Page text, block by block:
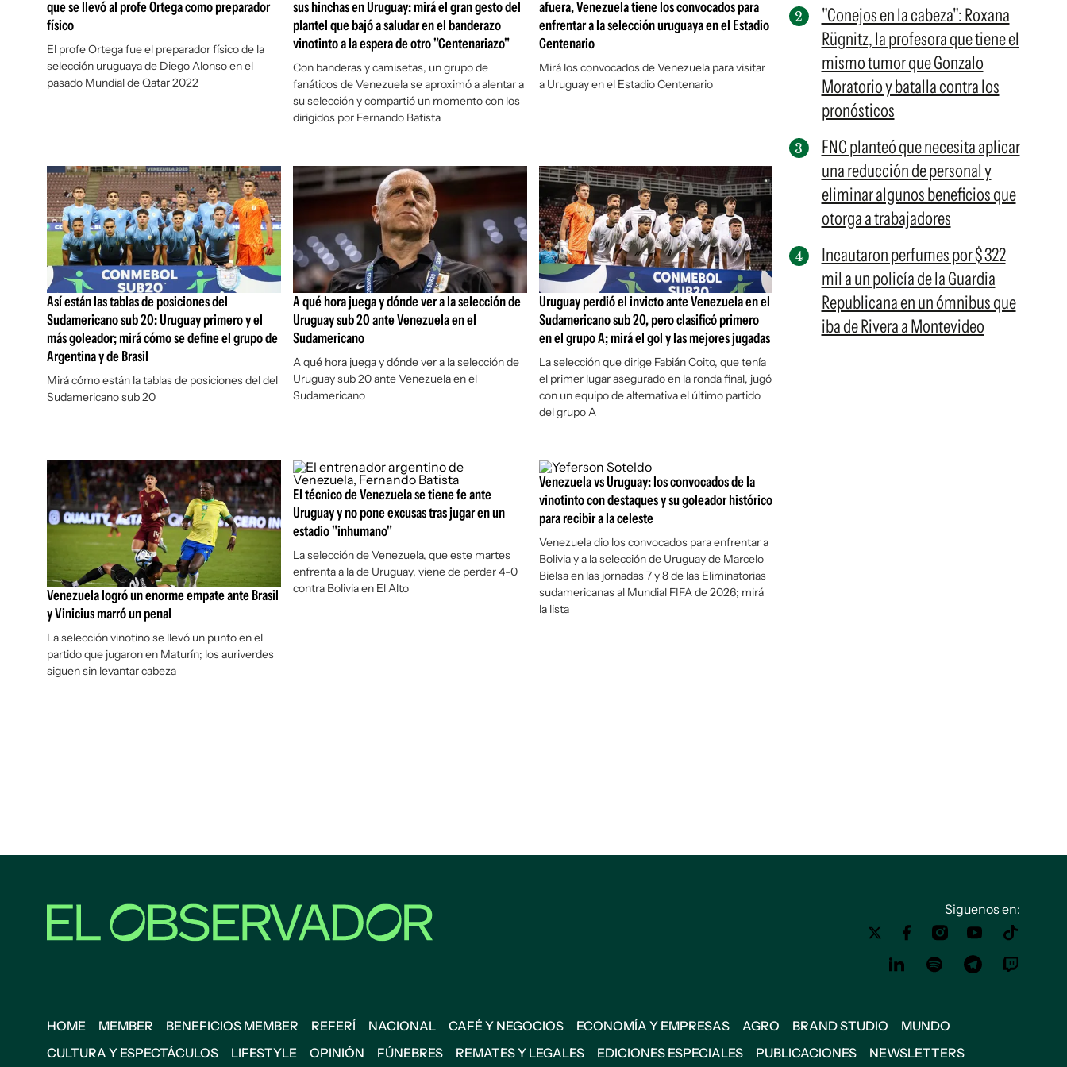
que se llevó al profe Ortega como preparador
físico
El profe Ortega fue el preparador físico de la
selección uruguaya de Diego Alonso en el
pasado Mundial de Qatar 2022
sus hinchas en Uruguay: mirá el gran gesto del
plantel que bajó a saludar en el banderazo
vinotinto a la espera de otro "Centenariazo"
Con banderas y camisetas, un grupo de
fanáticos de Venezuela se aproximó a alentar a
su selección y compartió un momento con los
dirigidos por Fernando Batista
afuera, Venezuela tiene los convocados para
enfrentar a la selección uruguaya en el Estadio
Centenario
Mirá los convocados de Venezuela para visitar
a Uruguay en el Estadio Centenario
Así están las tablas de posiciones del
Sudamericano sub 20: Uruguay primero y el
más goleador; mirá cómo se define el grupo de
Argentina y de Brasil
Mirá cómo están la tablas de posiciones del del
Sudamericano sub 20
A qué hora juega y dónde ver a la selección de
Uruguay sub 20 ante Venezuela en el
Sudamericano
A qué hora juega y dónde ver a la selección de
Uruguay sub 20 ante Venezuela en el
Sudamericano
Uruguay perdió el invicto ante Venezuela en el
Sudamericano sub 20, pero clasificó primero
en el grupo A; mirá el gol y las mejores jugadas
La selección que dirige Fabián Coito, que tenía
el primer lugar asegurado en la ronda final, jugó
con un equipo de alternativa el último partido
del grupo A
Venezuela logró un enorme empate ante Brasil
y Vinicius marró un penal
La selección vinotino se llevó un punto en el
partido que jugaron en Maturín; los auriverdes
siguen sin levantar cabeza
El técnico de Venezuela se tiene fe ante
Uruguay y no pone excusas tras jugar en un
estadio "inhumano"
La selección de Venezuela, que este martes
enfrenta a la de Uruguay, viene de perder 4-0
contra Bolivia en El Alto
Venezuela vs Uruguay: los convocados de la
vinotinto con destaques y su goleador histórico
para recibir a la celeste
Venezuela dio los convocados para enfrentar a
Bolivia y a la selección de Uruguay de Marcelo
Bielsa en las jornadas 7 y 8 de las Eliminatorias
sudamericanas al Mundial FIFA de 2026; mirá
la lista
"Conejos en la cabeza": Roxana
Rügnitz, la profesora que tiene el
mismo tumor que Gonzalo
Moratorio y batalla contra los
pronósticos
FNC planteó que necesita aplicar
una reducción de personal y
eliminar algunos beneficios que
otorga a trabajadores
Incautaron perfumes por $ 322
mil a un policía de la Guardia
Republicana en un ómnibus que
iba de Rivera a Montevideo
Siguenos en:
HOME MEMBER BENEFICIOS MEMBER REFERÍ NACIONAL CAFÉ Y NEGOCIOS ECONOMÍA Y EMPRESAS AGRO BRAND STUDIO
MUNDO
CULTURA Y ESPECTÁCULOS
LIFESTYLE OPINIÓN FÚNEBRES REMATES Y LEGALES EDICIONES ESPECIALES PUBLICACIONES NEWSLETTERS